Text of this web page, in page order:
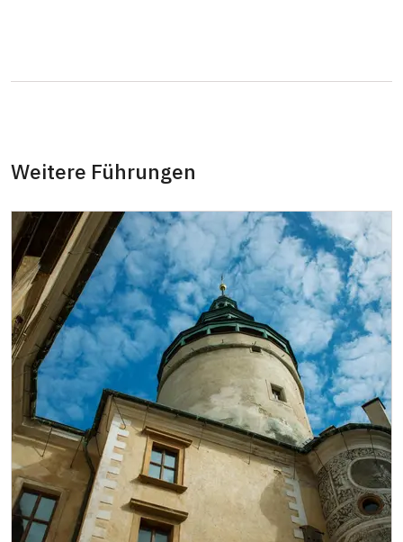
Reiseleiter mit Gruppe ab 15 oder mehr
kostenlos
Mitglieder von ICOMOS mit gültigem
Inhaber der freien Eintrittskarte
kostenlos
Inhaber der freien einmaligen
Eintrittskarte
kostenlos
NPÚ-Karte
kostenlos
"Náš člověk"-Karte *
kostenlos
* Freier Eintritt nur für den Karteninhaber
Weitere Führungen